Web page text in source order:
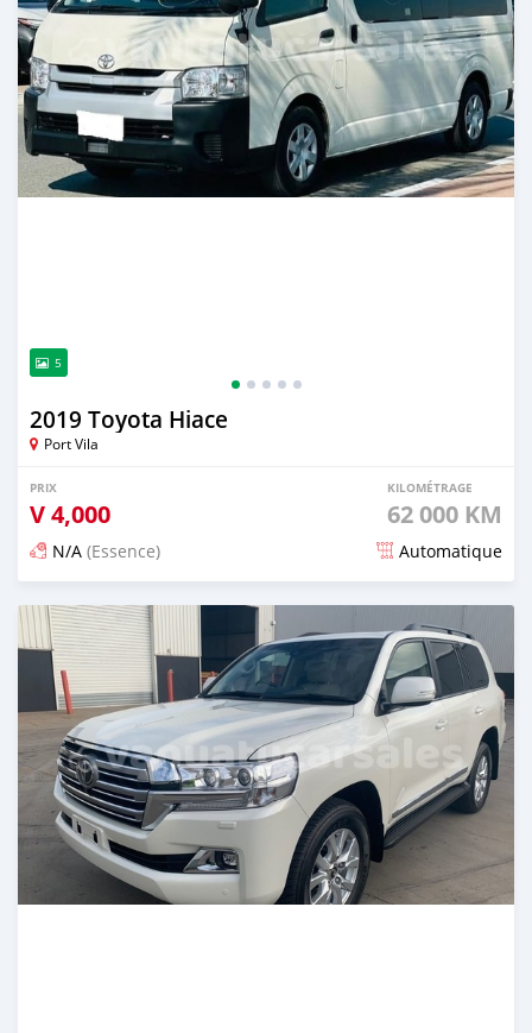
5
2019 Toyota Hiace
Port Vila
PRIX
V4,000
KILOMÉTRAGE
62 000 KM
N/A (Essence) Automatique
Publié il y a 17 jours